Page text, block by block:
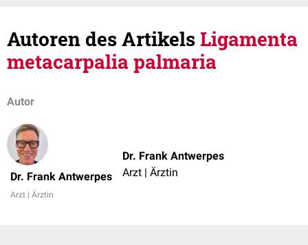
Autoren des ArtikelsLigamenta
metacarpalia palmaria
Autor
Dr. Frank Antwerpes
Arzt | Ärztin
Dr. Frank Antwerpes
Arzt | Ärztin